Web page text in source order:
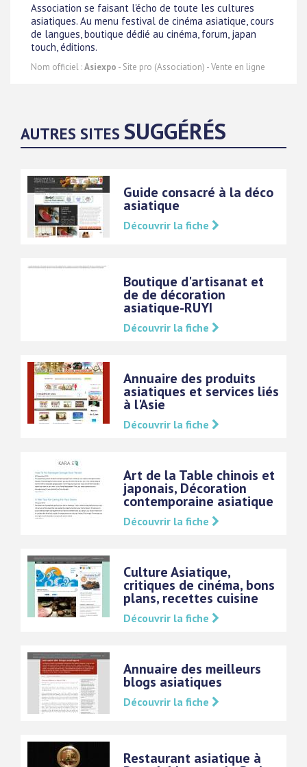
Association se faisant l'écho de toute les cultures
asiatiques. Au menu festival de cinéma asiatique, cours
de langues, boutique dédié au cinéma, forum, japan
touch, éditions.
Nom officiel :Asiexpo - Site pro (Association) - Vente en ligne
AUTRES SITES SUGGÉRÉS
Guide consacré à la déco
asiatique
Découvrir la fiche
Boutique d'artisanat et
de de décoration
asiatique-RUYI
Découvrir la fiche
Annuaire des produits
asiatiques et services liés
à l'Asie
Découvrir la fiche
Art de la Table chinois et
japonais, Décoration
contemporaine asiatique
Découvrir la fiche
Culture Asiatique,
critiques de cinéma, bons
plans, recettes cuisine
Découvrir la fiche
Annuaire des meilleurs
blogs asiatiques
Découvrir la fiche
Restaurant asiatique à